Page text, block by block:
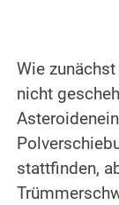
Wie
nicht
stattfinden,